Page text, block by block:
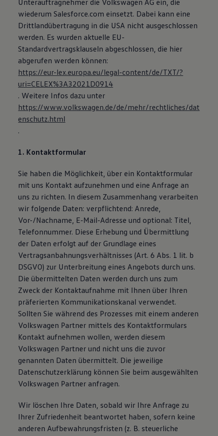
Magazin
Lifestyle
Transport
Familie
Volkswagen R
Pannen- und Unfallhilfe
Volkswagen Kundenbetreuung
Unterauftragnehmer die Volkswagen AG ein, die
wiederum Salesforce.com einsetzt. Dabei kann eine
Drittlandübertragung in die USA nicht ausgeschlossen
werden. Es wurden aktuelle EU-
Standardvertragsklauseln abgeschlossen, die hier
abgerufen werden können:
https://eur-lex.europa.eu/legal-content/de/TXT/?
uri=CELEX%3A32021D0914
. Weitere Infos dazu unter
https://www.volkswagen.de/de/mehr/rechtliches/dat
enschutz.html
.
1. Kontaktformular
Sie haben die Möglichkeit, über ein Kontaktformular
mit uns Kontakt aufzunehmen und eine Anfrage an
uns zu richten. In diesem Zusammenhang verarbeiten
wir folgende Daten: verpflichtend: Anrede,
Vor-/Nachname, E-Mail-Adresse und optional: Titel,
Telefonnummer. Diese Erhebung und Übermittlung
der Daten erfolgt auf der Grundlage eines
Vertragsanbahnungsverhältnisses (Art. 6 Abs. 1 lit. b
DSGVO) zur Unterbreitung eines Angebots durch uns.
Die übermittelten Daten werden durch uns zum
Zweck der Kontaktaufnahme mit Ihnen über Ihren
präferierten Kommunikationskanal verwendet.
Sollten Sie während des Prozesses mit einem anderen
Volkswagen Partner mittels des Kontaktformulars
Kontakt aufnehmen wollen, werden diesem
Volkswagen Partner und nicht uns die zuvor
genannten Daten übermittelt. Die jeweilige
Datenschutzerklärung können Sie beim ausgewählten
Volkswagen Partner anfragen.
Wir löschen Ihre Daten, sobald wir Ihre Anfrage zu
Ihrer Zufriedenheit beantwortet haben, sofern keine
anderen Aufbewahrungsfristen (z. B. steuerliche